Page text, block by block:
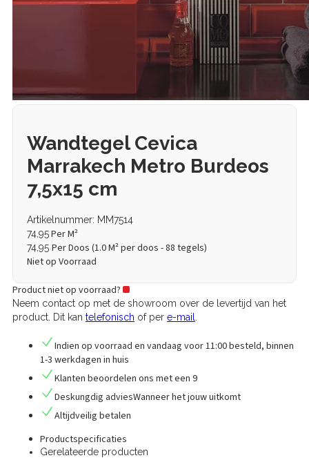
Wandtegel Cevica
Marrakech Metro Burdeos
7,5x15 cm
Artikelnummer: MM7514
74,95Per M²
74,95 Per Doos (1.0M² per doos - 88 tegels)
Niet op Voorraad
Product niet op voorraad?
Neem contact op met de showroom over de levertijd van het
product. Dit kan telefonisch of per e-mail
Indien op voorraad en vandaag voor 11:00 besteld, binnen
1-3 werkdagen in huis
Klanten beoordelen ons met een 9
Deskungdig adviesWanneer het jouw uitkomt
Altijdveilig betalen
Productspecificaties
Gerelateerde producten